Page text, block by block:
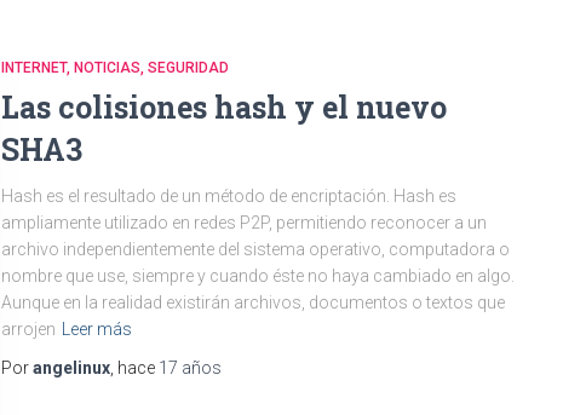
INTERNET NOTICIAS SEGURIDAD
Las colisiones hash y el nuevo
SHA3
Hash es el resultado de un método de encriptación. Hash es
ampliamente utilizado en redes P2P, permitiendo reconocer a un
archivo independientemente del sistema operativo, computadora o
nombre que use, siempre y cuando éste no haya cambiado en algo.
Aunque en la realidad existirán archivos, documentos o textos que
arrojen
Leer más
Porangelinux , hace 17 años